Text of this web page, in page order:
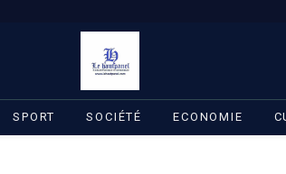
SPORT SOCIÉTÉ ECONOMIE